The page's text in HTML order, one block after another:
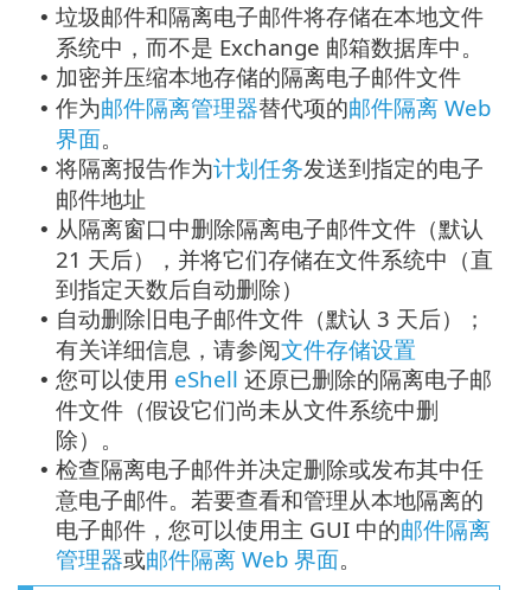
• 垃圾邮件和隔离电子邮件将存储在本地文件
系统中，而不是 Exchange 邮箱数据库中。
• 加密并压缩本地存储的隔离电子邮件文件
• 作为邮件隔离管理器替代项的邮件隔离 Web
界面。
• 将隔离报告作为计划任务发送到指定的电子
邮件地址
• 从隔离窗口中删除隔离电子邮件文件（默认
21 天后），并将它们存储在文件系统中（直
到指定天数后自动删除）
• 自动删除旧电子邮件文件（默认 3 天后）；
有关详细信息，请参阅文件存储设置
• 您可以使用 eShell 还原已删除的隔离电子邮
件文件（假设它们尚未从文件系统中删
除）。
• 检查隔离电子邮件并决定删除或发布其中任
意电子邮件。若要查看和管理从本地隔离的
电子邮件，您可以使用主 GUI 中的邮件隔离
管理器或邮件隔离 Web 界面。